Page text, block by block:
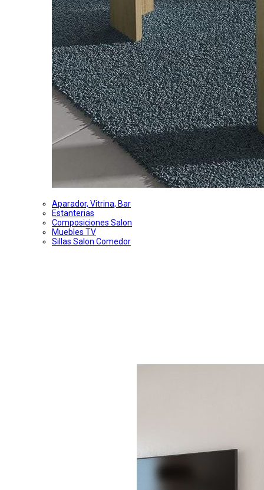
Aparador, Vitrina, Bar
Estanterias
Composiciones Salon
Muebles TV
Sillas Salon Comedor